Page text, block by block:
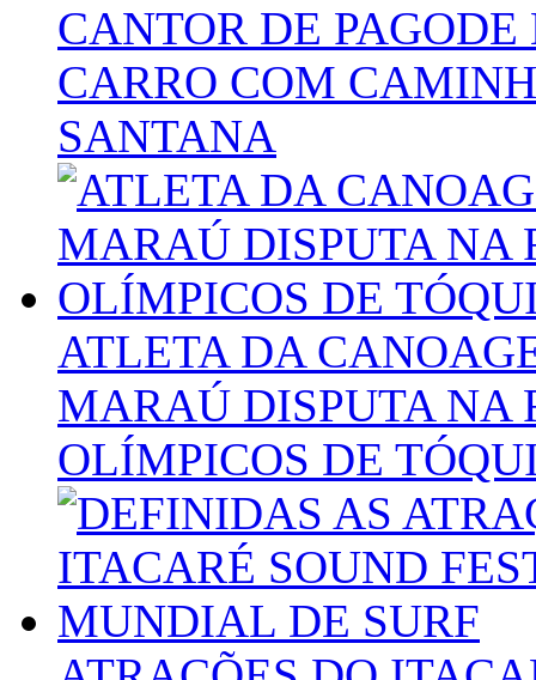
CANTOR DE
CARRO COM
SANTANA
ATLETA DA
MARAÚ DISPUTA NA
OLÍMPICOS DE